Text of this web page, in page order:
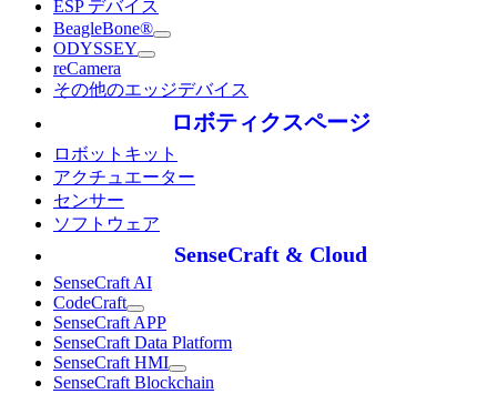
ESP デバイス
BeagleBone®
ODYSSEY
reCamera
その他のエッジデバイス
ロボティクスページ
ロボットキット
アクチュエーター
センサー
ソフトウェア
SenseCraft & Cloud
SenseCraft AI
CodeCraft
SenseCraft APP
SenseCraft Data Platform
SenseCraft HMI
SenseCraft Blockchain